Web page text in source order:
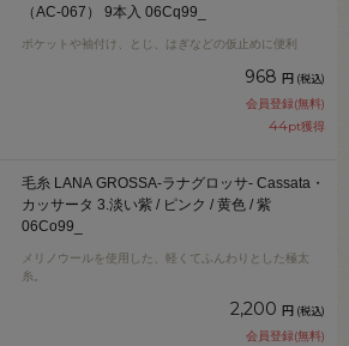
（AC-067） 9本入 06Cq99_
ポケットや袖付け、とじ、はぎなどの仮止めに便利
968 円 (税込)
会員登録(無料)
44pt獲得
毛糸 LANA GROSSA-ラナグロッサ- Cassata・
カッサータ 3.淡い紫 / ピンク / 黄色 / 紫
06Co99_
メリノウールを使用した、軽くてふんわりとした極太
糸。
2,200 円 (税込)
会員登録(無料)